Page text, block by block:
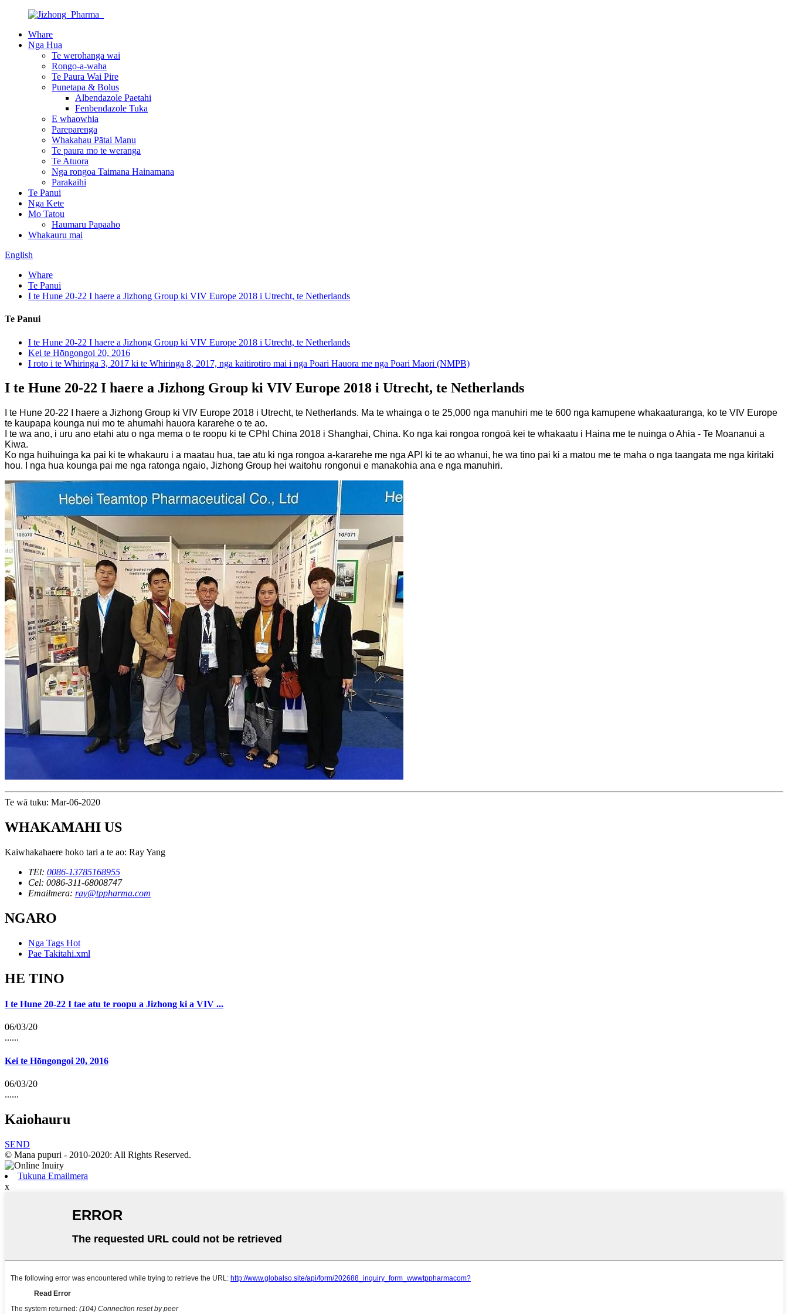
Whare
Nga Hua
Te werohanga wai
Rongo-a-waha
Te Paura Wai Pire
Punetapa & Bolus
Albendazole Paetahi
Fenbendazole Tuka
E whaowhia
Pareparenga
Whakahau Pātai Manu
Te paura mo te weranga
Te Atuora
Nga rongoa Taimana Hainamana
Parakaihi
Te Panui
Nga Kete
Mo Tatou
Haumaru Papaaho
Whakauru mai
English
Whare
Te Panui
I te Hune 20-22 I haere a Jizhong Group ki VIV Europe 2018 i Utrecht, te Netherlands
Te Panui
I te Hune 20-22 I haere a Jizhong Group ki VIV Europe 2018 i Utrecht, te Netherlands
Kei te Hōngongoi 20, 2016
I roto i te Whiringa 3, 2017 ki te Whiringa 8, 2017, nga kaitirotiro mai i nga Poari Hauora me nga Poari Maori (NMPB)
I te Hune 20-22 I haere a Jizhong Group ki VIV Europe 2018 i Utrecht, te Netherlands
I te Hune 20-22 I haere a Jizhong Group ki VIV Europe 2018 i Utrecht, te Netherlands. Ma te whainga o te 25,000 nga manuhiri me te 600 nga kamupene whakaaturanga, ko te VIV Europe
te kaupapa kounga nui mo te ahumahi hauora kararehe o te ao.
I te wa ano, i uru ano etahi atu o nga mema o te roopu ki te CPhI China 2018 i Shanghai, China. Ko nga kai rongoa rongoā kei te whakaatu i Haina me te nuinga o Ahia - Te Moananui a
Kiwa.
Ko nga huihuinga ka pai ki te whakauru i a maatau hua, tae atu ki nga rongoa a-kararehe me nga API ki te ao whanui, he wa tino pai ki a matou me te maha o nga taangata me nga kiritaki
hou. I nga hua kounga pai me nga ratonga ngaio, Jizhong Group hei waitohu rongonui e manakohia ana e nga manuhiri.
Te wā tuku: Mar-06-2020
WHAKAMAHI US
Kaiwhakahaere hoko tari a te ao: Ray Yang
TEl: 0086-13785168955
Cel: 0086-311-68008747
Emailmera: ray@tppharma.com
NGARO
Nga Tags Hot
Pae Takitahi.xml
HE TINO
I te Hune 20-22 I tae atu te roopu a Jizhong ki a VIV ...
06/03/20
......
Kei te Hōngongoi 20, 2016
06/03/20
......
Kaiohauru
SEND
© Mana pupuri - 2010-2020: All Rights Reserved.
Tukuna Emailmera
x